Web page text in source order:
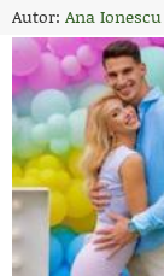
Autor: Ana Ionescu